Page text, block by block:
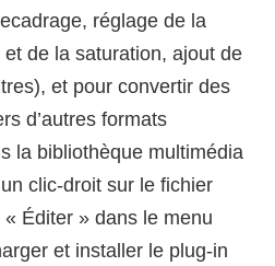
réglage de la
de la saturation, ajout de
et pour convertir des
d’autres formats
la bibliothèque multimédia
clic-droit sur le fichier
Éditer » dans le menu
et installer le plug-in